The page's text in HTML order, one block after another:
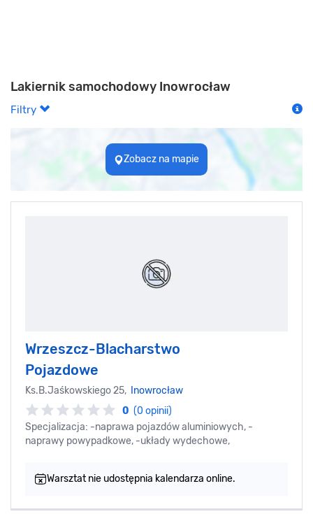
Lakiernik samochodowy Inowrocław
Filtry
Zobacz na mapie
Wrzeszcz-Blacharstwo
Pojazdowe
Ks.B.Jaśkowskiego 25,
Inowrocław
0 (0 opinii)
Specjalizacja: -naprawa pojazdów aluminiowych, -
naprawy powypadkowe, -układy wydechowe,
Warsztat nie udostępnia kalendarza online.